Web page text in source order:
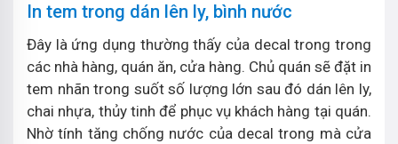
In tem trong dán lên ly, bình nước
Đây là ứng dụng thường thấy của decal trong trong
các nhà hàng, quán ăn, cửa hàng. Chủ quán sẽ đặt in
tem nhãn trong suốt số lượng lớn sau đó dán lên ly,
chai nhựa, thủy tinh để phục vụ khách hàng tại quán.
Nhờ tính tăng chống nước của decal trong mà cửa